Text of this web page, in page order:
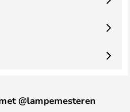
@lampemesteren